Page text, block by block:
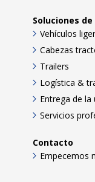
Soluciones
Vehículos
Cabezas
Trailers
Logística &
Entrega de la
Servicios
Contacto
Empecemos